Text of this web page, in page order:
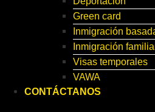
Green card
Inmigración
Inmigración
Visas temporales
VAWA
CONTÁCTANOS